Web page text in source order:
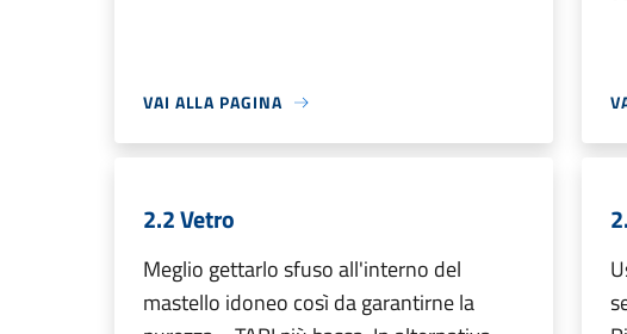
VAI ALLA PAGINA
2.2 Vetro
Meglio gettarlo sfuso all'interno del
mastello idoneo così da garantirne la